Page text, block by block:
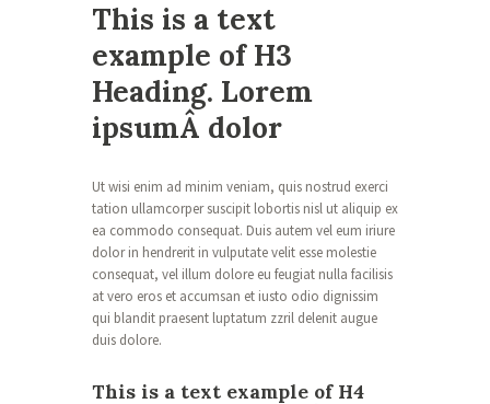
This is a text
example of H3
Heading. Lorem
ipsumÂ dolor
Ut wisi enim ad minim veniam, quis nostrud exerci
tation ullamcorper suscipit lobortis nisl ut aliquip ex
ea commodo consequat. Duis autem vel eum iriure
dolor in hendrerit in vulputate velit esse molestie
consequat, vel illum dolore eu feugiat nulla facilisis
at vero eros et accumsan et iusto odio dignissim
qui blandit praesent luptatum zzril delenit augue
duis dolore.
This is a text example of H4